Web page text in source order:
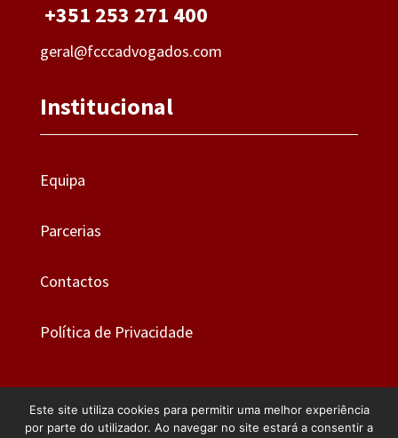
+351 253 271 400
geral@fcccadvogados.com
Institucional
Equipa
Parcerias
Contactos
Política de Privacidade
Este site utiliza cookies para permitir uma melhor experiência
por parte do utilizador. Ao navegar no site estará a consentir a